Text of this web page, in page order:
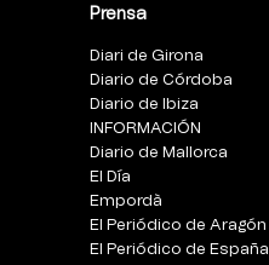
Prensa
Diari de Girona
Diario de Córdoba
Diario de Ibiza
INFORMACIÓN
Diario de Mallorca
El Día
Empordà
El Periódico de Aragón
El Periódico de España